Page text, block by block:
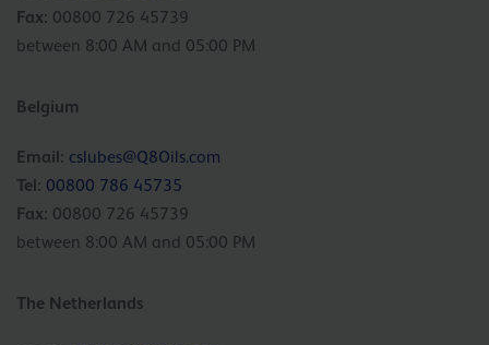
Fax: 00800 726 45739
between 8:00 AM and 05:00 PM
Belgium
Email: cslubes@Q8Oils.com
Tel: 00800 786 45735
Fax: 00800 726 45739
between 8:00 AM and 05:00 PM
The Netherlands